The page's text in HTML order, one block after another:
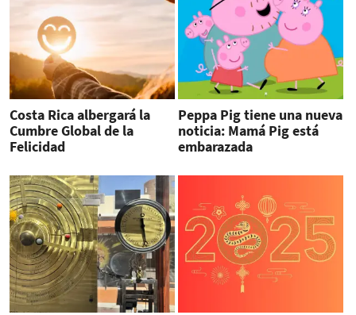
Costa Rica albergará la
Cumbre Global de la
Felicidad
Peppa Pig tiene una nueva
noticia: Mamá Pig está
embarazada